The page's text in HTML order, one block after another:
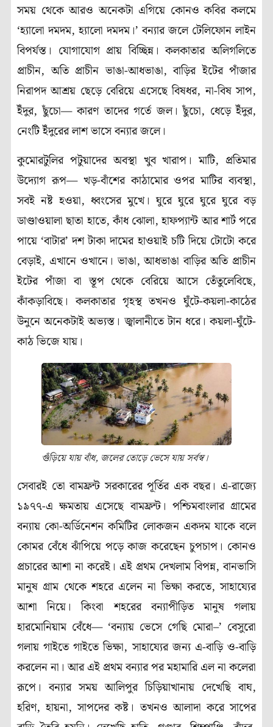
সময় থেকে আরও অনেকটা এগিয়ে কোনও কবির কলমে
‘হ্যালো দমদম, হ্যালো দমদম।’ বন্যার জলে টেলিফোন লাইন
বিপর্যস্ত। যোগাযোগ প্রায় বিচ্ছিন্ন। কলকাতার অলিগলিতে
প্রাচীন, অতি প্রাচীন ভাঙা-আধভাঙা, বাড়ির ইটের পাঁজার
নিরাপদ আশ্রয় ছেড়ে বেরিয়ে এসেছে বিষধর, না-বিষ সাপ,
ইঁদুর, ছুঁচো— কারণ তাদের গর্তে জল। ছুঁচো, ধেড়ে ইঁদুর,
নেংটি ইঁদুরের লাশ ভাসে বন্যার জলে।
কুমোরটুলির পটুয়াদের অবস্থা খুব খারাপ। মাটি, প্রতিমার
উদ্যোগ রূপ— খড়-বাঁশের কাঠামোর ওপর মাটির ব্যবস্থা,
সবই নষ্ট হওয়া, ধ্বংসের মুখে। ঘুরে ঘুরে ঘুরে ঘুরে বড়
ডাণ্ডাওয়ালা ছাতা হাতে, কাঁধ ঝোলা, হাফপ্যান্ট আর শার্ট পরে
পায়ে ‘বাটার’ দশ টাকা দামের হাওয়াই চটি দিয়ে টোটো করে
বেড়াই, এখানে ওখানে। ভাঙা, আধভাঙা বাড়ির অতি প্রাচীন
ইটের পাঁজা বা স্তূপ থেকে বেরিয়ে আসে তেঁতুলেবিছে,
কাঁকড়াবিছে। কলকাতার গৃহস্থ তখনও ঘুঁটে-কয়লা-কাঠের
উনুনে অনেকটাই অভ্যস্ত। জ্বালানীতে টান ধরে। কয়লা-ঘুঁটে-
কাঠ ভিজে যায়।
গুঁড়িয়ে যায় বাঁধ, জলের তোড়ে ভেসে যায় সর্বস্ব।
সেবারই তো বামফ্রন্ট সরকারের পূর্তির এক বছর। এ-রাজ্যে
১৯৭৭-এ ক্ষমতায় এসেছে বামফ্রন্ট। পশ্চিমবাংলার গ্রামের
বন্যায় কো-অর্ডিনেশন কমিটির লোকজন একদম যাকে বলে
কোমর বেঁধে ঝাঁপিয়ে পড়ে কাজ করেছেন চুপচাপ। কোনও
প্রচারের আশা না করেই। এই প্রথম দেখলাম বিপন্ন, বানভাসি
মানুষ গ্রাম থেকে শহরে এলেন না ভিক্ষা করতে, সাহায্যের
আশা নিয়ে। কিংবা শহরের বন্যাপীড়িত মানুষ গলায়
হারমোনিয়াম বেঁধে— ‘বন্যায় ভেসে গেছি মোরা–’ বেসুরো
গলায় গাইতে গাইতে ভিক্ষা, সাহায্যের জন্য এ-বাড়ি ও-বাড়ি
করলেন না। আর এই প্রথম বন্যার পর মহামারি এল না কলেরা
রূপে। বন্যার সময় আলিপুর চিড়িয়াখানায় দেখেছি বাঘ,
হরিণ, হায়না, সাপদের কষ্ট। তখনও আলাদা করে সাপের